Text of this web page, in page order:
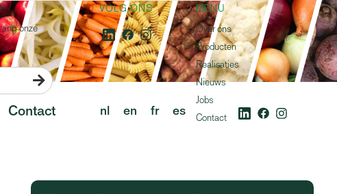
Contact nl en fr es
onze

VOLG ONS
MENU
Over ons
Producten
Realisaties
Nieuws
Jobs
Contact